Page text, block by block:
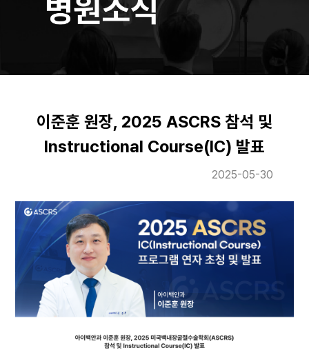
이준훈 원장, 2025 ASCRS 참석 및
Instructional Course(IC) 발표
2025-05-30